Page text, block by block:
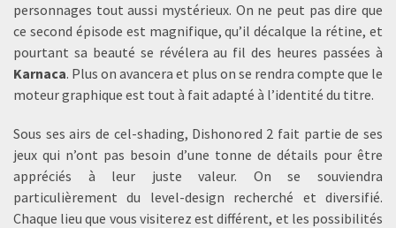
personnages tout aussi mystérieux. On ne peut pas dire que
ce second épisode est magnifique, qu’il décalque la rétine, et
pourtant sa beauté se révélera au fil des heures passées à
Karnaca. Plus on avancera et plus on se rendra compte que le
moteur graphique est tout à fait adapté à l’identité du titre.
Sous ses airs de cel-shading, Dishonored 2 fait partie de ses
jeux qui n’ont pas besoin d’une tonne de détails pour être
appréciés à leur juste valeur. On se souviendra
particulièrement du level-design recherché et diversifié.
Chaque lieu que vous visiterez est différent, et les possibilités